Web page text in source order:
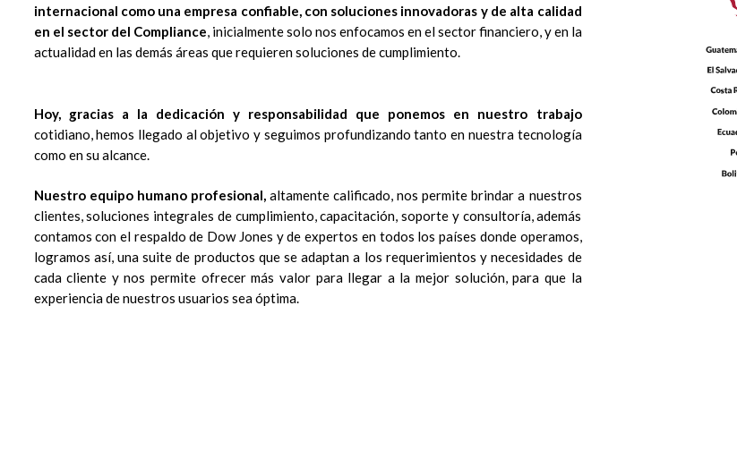
internacional como una empresa confiable, con soluciones innovadoras y de alta calidad
en el sector del Compliance, inicialmente solo nos enfocamos en el sector financiero, y en la
actualidad en las demás áreas que requieren soluciones de cumplimiento.
Hoy, gracias a la dedicación y responsabilidad que ponemos en nuestro trabajo
cotidiano, hemos llegado al objetivo y seguimos profundizando tanto en nuestra tecnología
como en su alcance.
Nuestro equipo humano profesional,altamente calificado, nos permite brindar a nuestros
clientes, soluciones integrales de cumplimiento, capacitación, soporte y consultoría, además
contamos con el respaldo de Dow Jones y de expertos en todos los países donde operamos,
logramos así, una suite de productos que se adaptan a los requerimientos y necesidades de
cada cliente y nos permite ofrecer más valor para llegar a la mejor solución, para que la
experiencia de nuestros usuarios sea óptima.